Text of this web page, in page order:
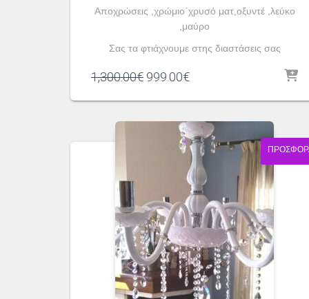
Αποχρώσεις ,χρώμιο΄χρυσό ματ,οξυντέ ,λεύκο
,μαύρο
Σας τα φτιάχνουμε στης διαστάσεις σας
1,300.00€ Original
was:
1,300.00€.
999.00€Η
τιμή
είναι:
999.00€.